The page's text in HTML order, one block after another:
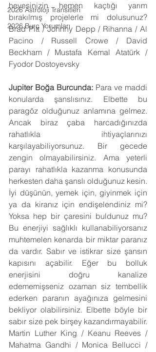
2026 Astroloji Transitleri
2026 Burç Yorumları
hevesinizin hemen kaçtığı yarım
bırakılmış projelerle mi dolusunuz?
Brad Pitt / Johnny Depp / Rihanna / Al
Pacino / Russell Crowe / David
Beckham / Mustafa Kemal Atatürk /
Fyodor Dostoyevsky
Jupiter Boğa Burcunda: Para ve maddi
konularda şanslısınız. Elbette bu
paragöz olduğunuz anlamına gelmez.
Ancak biraz çaba harcadığınızda
rahatlıkla ihtiyaçlarınızı
karşılayabiliyorsunuz. Bir gecede
zengin olmayabilirsiniz. Ama yeterli
parayı rahatlıkla kazanma konusunda
herkesten daha şanslı olduğunuz kesin.
İyi düşünün, yemek için, giyinmek için
ya da kiranız için endişelendiniz mi?
Yoksa hep bir çaresini buldunuz mu?
Bu enerjiyi sağlıklı kullanabiliyorsanız
muhtemelen kenarda bir miktar paranız
da vardır. Sabır ve istikrar size şansın
kapısını açabilir. Eğer bu bolluk
enerjisini doğru kanalize
edememişseniz ozaman siz tembellik
ederken paranın ayağınıza gelmesini
bekliyor olabilirsiniz. Elbette böyle bir
sabır size pek birşey kazandırmayabilir.
Martin Luther King / Keanu Reeves /
Mahatma Gandhi / Monica Bellucci /